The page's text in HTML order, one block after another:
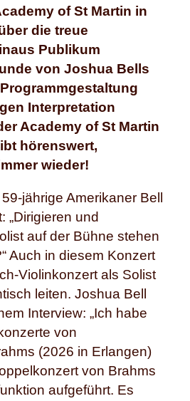
of St Martin in
die treue
Publikum
von Joshua Bells
Interpretation
Academy of St Martin
hörenswert,
wieder!
jährige Amerikaner Bell
„Dirigieren und
auf der Bühne stehen
Auch in diesem Konzert
Violinkonzert als Solist
leiten. Joshua Bell
Interview: „Ich habe
von
(2026 in Erlangen)
von Brahms
aufgeführt. Es